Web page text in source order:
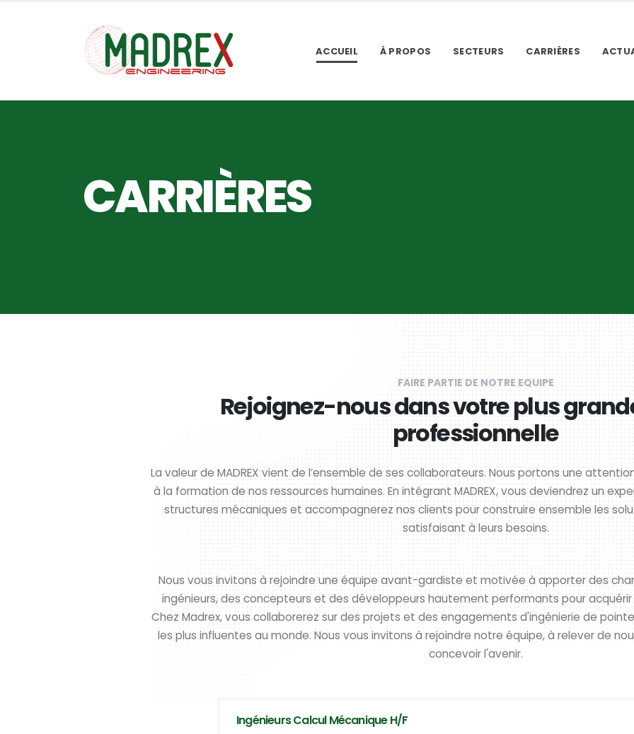
ACCUEIL À PROPOS SECTEURS CARRIÈRES
CARRIÈRES
FAIRE PARTIE DE NOTRE EQUIPE
Rejoignez-nous dans votre plus
professionnelle
La valeur de MADREX vient de l’ensemble de ses collaborateurs. Nous portons une
à la formation de nos ressources humaines. En intégrant MADREX, vous deviendrez un
structures mécaniques et accompagnerez nos clients pour construire ensemble les
satisfaisant à leurs besoins.
Nous vous invitons à rejoindre une équipe avant-gardiste et motivée à apporter des
ingénieurs, des concepteurs et des développeurs hautement performants pour
Chez Madrex, vous collaborerez sur des projets et des engagements d'ingénierie de
les plus influentes au monde. Nous vous invitons à rejoindre notre équipe, à relever de
concevoir l'avenir.
Ingénieurs Calcul Mécanique H/F